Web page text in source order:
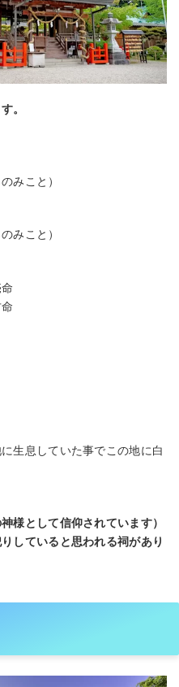
。
みこと）
みこと）
生息していた事でこの地に白
様として信仰されています）
していると思われる祠があり